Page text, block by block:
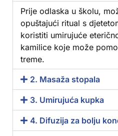
Prije odlaska u školu,
opuštajući ritual s
koristiti umirujuće
kamilice koje može
treme.
2. Masaža stopala
3. Umirujuća kupka
4. Difuzija za bolju